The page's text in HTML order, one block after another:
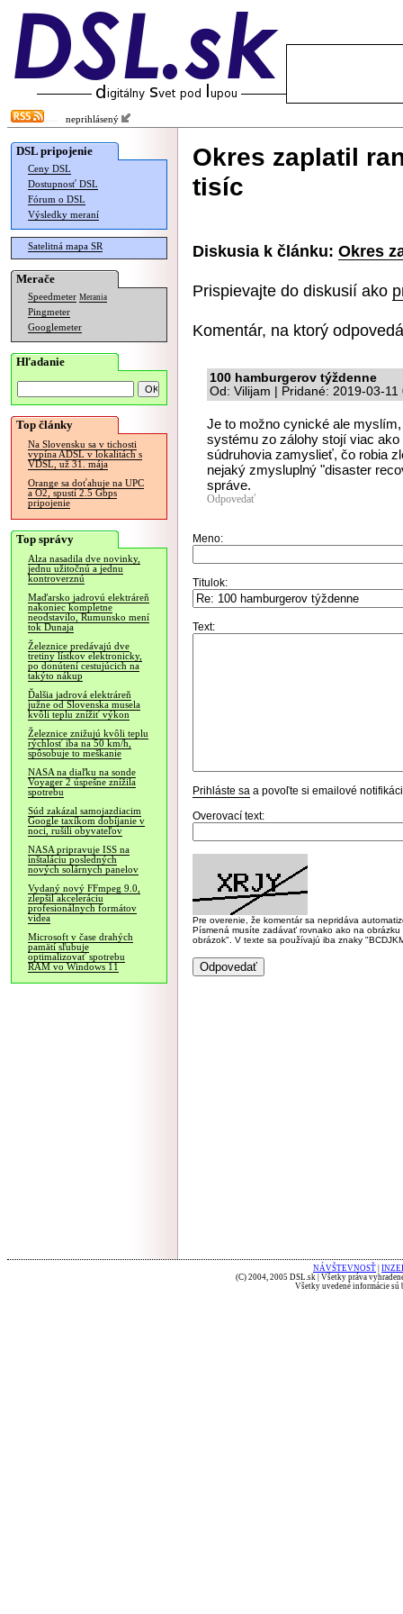
neprihlásený
DSL pripojenie
Ceny DSL
Dostupnosť DSL
Fórum o DSL
Výsledky meraní
Satelitná mapa SR
Merače
Speedmeter Merania
Pingmeter
Googlemeter
Hľadanie
Top články
Na Slovensku sa v tichosti
vypína ADSL v lokalitách s
VDSL, už 31. mája
Orange sa doťahuje na UPC
a O2, spustí 2.5 Gbps
pripojenie
Top správy
Alza nasadila dve novinky,
jednu užitočnú a jednu
kontroverznú
Maďarsko jadrovú elektráreň
nakoniec kompletne
neodstavilo, Rumunsko mení
tok Dunaja
Železnice predávajú dve
tretiny lístkov elektronicky,
po donútení cestujúcich na
takýto nákup
Ďalšia jadrová elektráreň
južne od Slovenska musela
kvôli teplu znížiť výkon
Železnice znižujú kvôli teplu
rýchlosť iba na 50 km/h,
spôsobuje to meškanie
NASA na diaľku na sonde
Voyager 2 úspešne znížila
spotrebu
Súd zakázal samojazdiacim
Google taxíkom dobíjanie v
noci, rušili obyvateľov
NASA pripravuje ISS na
inštaláciu posledných
nových solárnych panelov
Vydaný nový FFmpeg 9.0,
zlepšil akceleráciu
profesionálnych formátov
videa
Microsoft v čase drahých
pamätí sľubuje
optimalizovať spotrebu
RAM vo Windows 11
Okres zaplatil
tisíc
Diskusia k článku: Okres
Prispievajte do diskusií ako
Komentár, na ktorý
100 hamburgerov týždenne
Od: Vilijam | Pridané: 2019-03-11
Je to možno cynické ale
systému zo zálohy stojí viac
súdruhovia zamyslieť, čo robia
nejaký zmysluplný "disaster
správe.
Odpovedať
Meno:
Titulok:
Text:
Prihláste sa a povoľte si emailové
Overovací text:
Pre overenie, že komentár sa nepridáva
Písmená musíte zadávať rovnako ako na
obrázok". V texte sa používajú iba znaky
NÁVŠTEVNOSŤ
(C) 2004, 2005 DSL.sk | Všetky práva
Všetky uvedené informácie sú